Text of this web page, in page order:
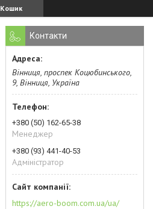
Кошик
Контакти
Вінниця, проспек Коцюбинського,
9, Вінниця, Україна
+380 (50) 162-65-38
Менеджер
+380 (93) 441-40-53
Адміністратор
https://aero-boom.com.ua/ua/